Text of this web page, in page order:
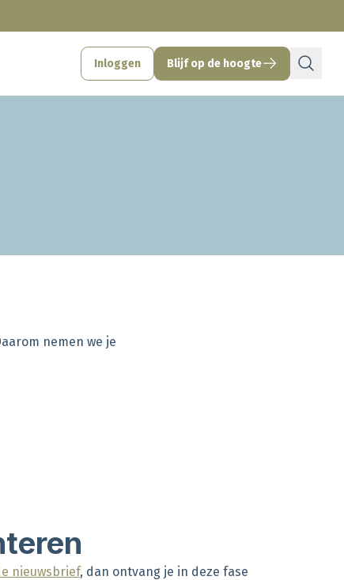
Inloggen Blijf op de hoogte
nemen we je
nieuwsbrief, dan ontvang je in deze fase